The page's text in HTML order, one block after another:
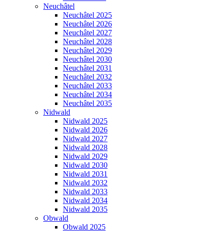
Neuchâtel
Neuchâtel 2025
Neuchâtel 2026
Neuchâtel 2027
Neuchâtel 2028
Neuchâtel 2029
Neuchâtel 2030
Neuchâtel 2031
Neuchâtel 2032
Neuchâtel 2033
Neuchâtel 2034
Neuchâtel 2035
Nidwald
Nidwald 2025
Nidwald 2026
Nidwald 2027
Nidwald 2028
Nidwald 2029
Nidwald 2030
Nidwald 2031
Nidwald 2032
Nidwald 2033
Nidwald 2034
Nidwald 2035
Obwald
Obwald 2025